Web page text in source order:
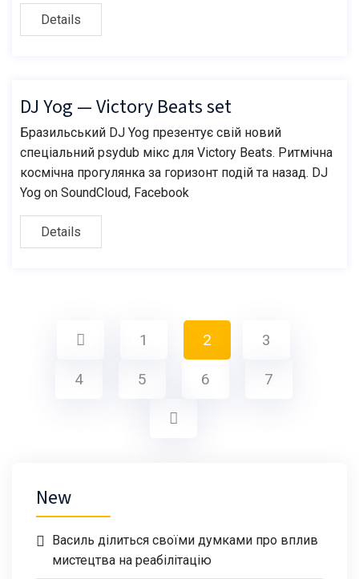
Details
DJ Yog — Victory Beats set
Бразильський DJ Yog презентує свій новий
спеціальний psydub мікс для Victory Beats. Ритмічна
космічна прогулянка за горизонт подій та назад. DJ
Yog on SoundCloud, Facebook
Details
1 2 3
4 5 6 7
New
Василь ділиться своїми думками про вплив
мистецтва на реабілітацію